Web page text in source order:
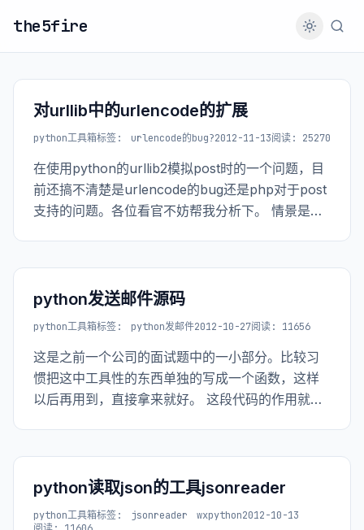
the5fire
对urllib中的urlencode的扩展
python工具箱标签: urlencode的bug?2012-11-13阅读: 25270
在使用python的urllib2模拟post时的一个问题，目
前还搞不清楚是urlencode的bug还是php对于post
支持的问题。各位看官不妨帮我分析下。 情景是这
python发送邮件源码
python工具箱标签: python发邮件2012-10-27阅读: 11656
这是之前一个公司的面试题中的一小部分。比较习
惯把这中工具性的东西单独的写成一个函数，这样
以后再用到，直接拿来就好。 这段代码的作用就是
python读取json的工具jsonreader
python工具箱标签: jsonreader wxpython2012-10-13